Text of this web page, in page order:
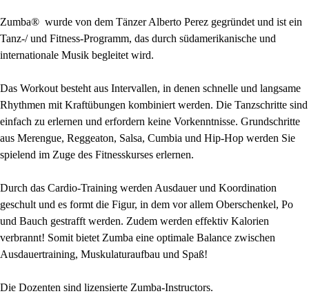
Zumba® wurde von dem Tänzer Alberto Perez gegründet und ist ein
Tanz-/ und Fitness-Programm, das durch südamerikanische und
internationale Musik begleitet wird.
Das Workout besteht aus Intervallen, in denen schnelle und langsame
Rhythmen mit Kraftübungen kombiniert werden. Die Tanzschritte sind
einfach zu erlernen und erfordern keine Vorkenntnisse. Grundschritte
aus Merengue, Reggeaton, Salsa, Cumbia und Hip-Hop werden Sie
spielend im Zuge des Fitnesskurses erlernen.
Durch das Cardio-Training werden Ausdauer und Koordination
geschult und es formt die Figur, in dem vor allem Oberschenkel, Po
und Bauch gestrafft werden. Zudem werden effektiv Kalorien
verbrannt! Somit bietet Zumba eine optimale Balance zwischen
Ausdauertraining, Muskulaturaufbau und Spaß!
Die Dozenten sind lizensierte Zumba-Instructors.